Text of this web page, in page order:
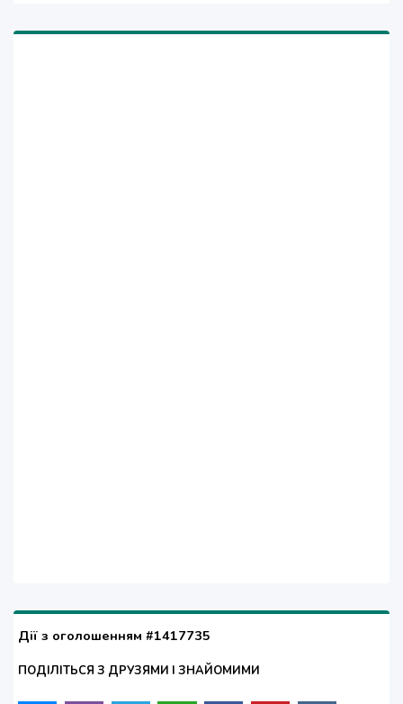
Дії з оголошенням #1417735
ПОДІЛІТЬСЯ З ДРУЗЯМИ І ЗНАЙОМИМИ